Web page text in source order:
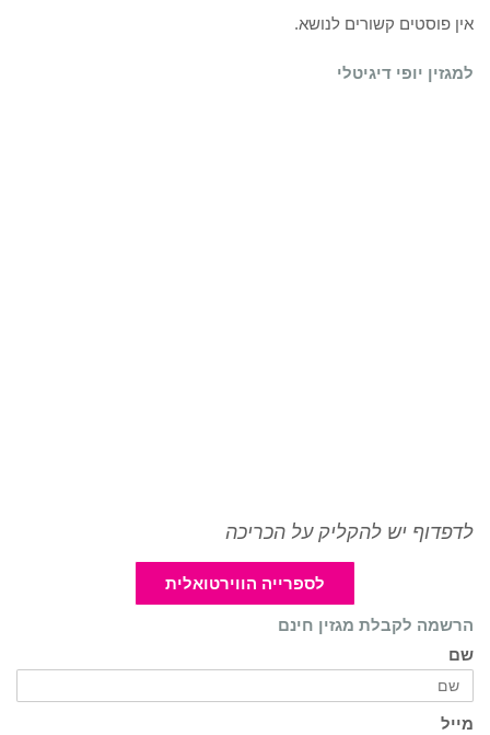
אין פוסטים קשורים לנושא.
למגזין יופי דיגיטלי
לדפדוף יש להקליק על הכריכה
לספרייה הווירטואלית
הרשמה לקבלת מגזין חינם
שם
מייל